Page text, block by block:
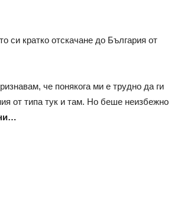
си кратко отскачане до България от
че понякога ми е трудно да ги
от типа тук и там. Но беше неизбежно